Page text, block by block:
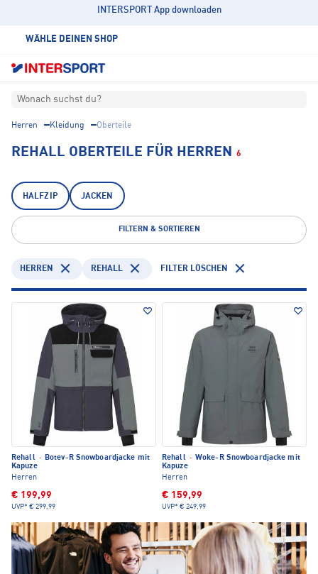
INTERSPORT App downloaden
WÄHLE DEINEN SHOP
Wonach suchst du?
Herren Kleidung Oberteile
REHALL OBERTEILE FÜR HERREN 6
HALFZIP JACKEN
FILTERN & SORTIEREN
HERREN REHALL FILTER LÖSCHEN
Rehall ·
Botev-R Snowboardjacke mit
Kapuze
Herren
€ 199,99
UVP* € 299,99
Rehall · Woke-R Snowboardjacke mit
Kapuze
Herren
€ 159,99
UVP* € 249,99